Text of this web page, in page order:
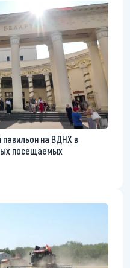
павильон на ВДНХ в
посещаемых